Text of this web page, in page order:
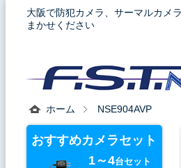
大阪で防犯カメラ、サーマルカメ
まかせください
ホーム NSE904AVP
おすすめカメラセット
1～4台セット